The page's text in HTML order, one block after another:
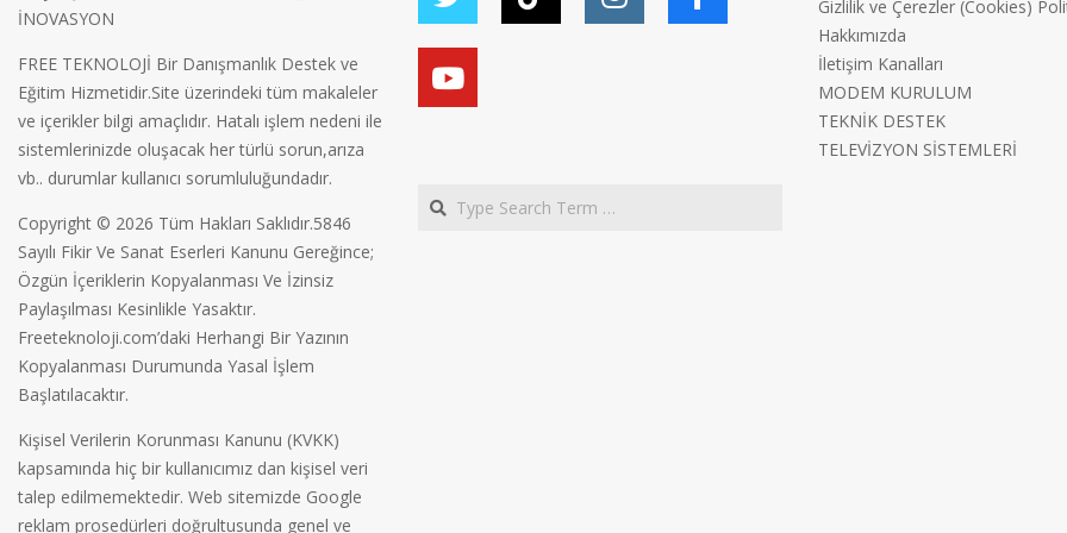
İNOVASYON
FREE TEKNOLOJİ Bir Danışmanlık Destek ve
Eğitim Hizmetidir.Site üzerindeki tüm makaleler
ve içerikler bilgi amaçlıdır. Hatalı işlem nedeni ile
sistemlerinizde oluşacak her türlü sorun,arıza
vb.. durumlar kullanıcı sorumluluğundadır.
Copyright © 2026 Tüm Hakları Saklıdır.5846
Sayılı Fikir Ve Sanat Eserleri Kanunu Gereğince;
Özgün İçeriklerin Kopyalanması Ve İzinsiz
Paylaşılması Kesinlikle Yasaktır.
Freeteknoloji.com’daki Herhangi Bir Yazının
Kopyalanması Durumunda Yasal İşlem
Başlatılacaktır.
Kişisel Verilerin Korunması Kanunu (KVKK)
kapsamında hiç bir kullanıcımız dan kişisel veri
talep edilmemektedir. Web sitemizde Google
reklam prosedürleri doğrultusunda genel ve
Search
Gizlilik ve Çerezler (Cookies)
Hakkımızda
İletişim Kanalları
MODEM KURULUM
TEKNİK DESTEK
TELEVİZYON SİSTEMLERİ